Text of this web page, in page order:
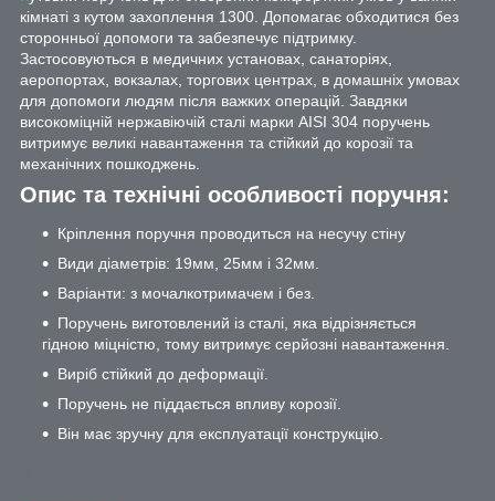
кімнаті з кутом захоплення 1300. Допомагає обходитися без
сторонньої допомоги та забезпечує підтримку.
Застосовуються в медичних установах, санаторіях,
аеропортах, вокзалах, торгових центрах, в домашніх умовах
для допомоги людям після важких операцій. Завдяки
високоміцній нержавіючій сталі марки AISI 304 поручень
витримує великі навантаження та стійкий до корозії та
механічних пошкоджень.
Опис та технічні особливості поручня:
Кріплення поручня проводиться на несучу стіну
Види діаметрів: 19мм, 25мм і 32мм.
Варіанти: з мочалкотримачем і без.
Поручень виготовлений із сталі, яка відрізняється
гідною міцністю, тому витримує серйозні навантаження.
Виріб стійкий до деформації.
Поручень не піддається впливу корозії.
Він має зручну для експлуатації конструкцію.